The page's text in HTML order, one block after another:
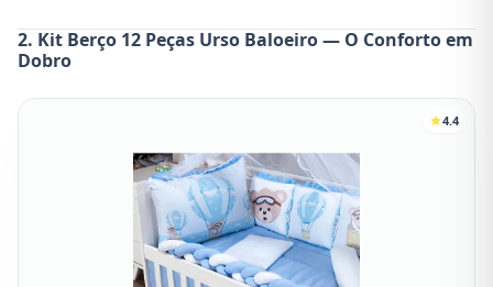
2. Kit Berço 12 Peças Urso Baloeiro — O Conforto em
Dobro
4.4